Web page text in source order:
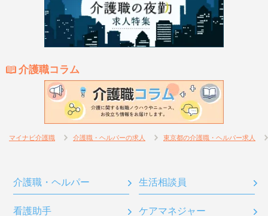
介護職コラム
マイナビ介護職 介護職・ヘルパーの求人 東京都の介護職・ヘルパー求人
介護職・ヘルパー 生活相談員
看護助手 ケアマネジャー